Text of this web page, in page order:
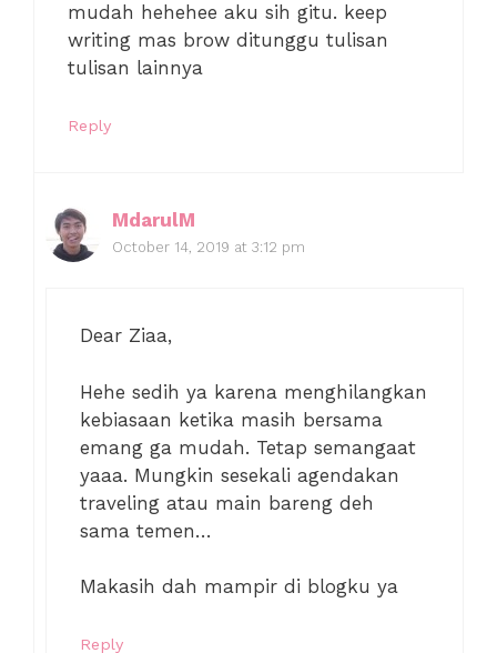
mudah hehehee aku sih gitu. keep
writing mas brow ditunggu tulisan
tulisan lainnya
Reply
MdarulM
October 14, 2019 at 3:12 pm
Dear Ziaa,
Hehe sedih ya karena menghilangkan
kebiasaan ketika masih bersama
emang ga mudah. Tetap semangaat
yaaa. Mungkin sesekali agendakan
traveling atau main bareng deh
sama temen…
Makasih dah mampir di blogku ya
Reply